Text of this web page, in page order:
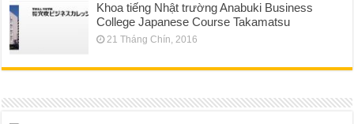
Khoa tiếng Nhật trường Anabuki Business
College Japanese Course Takamatsu
21 Tháng Chín, 2016